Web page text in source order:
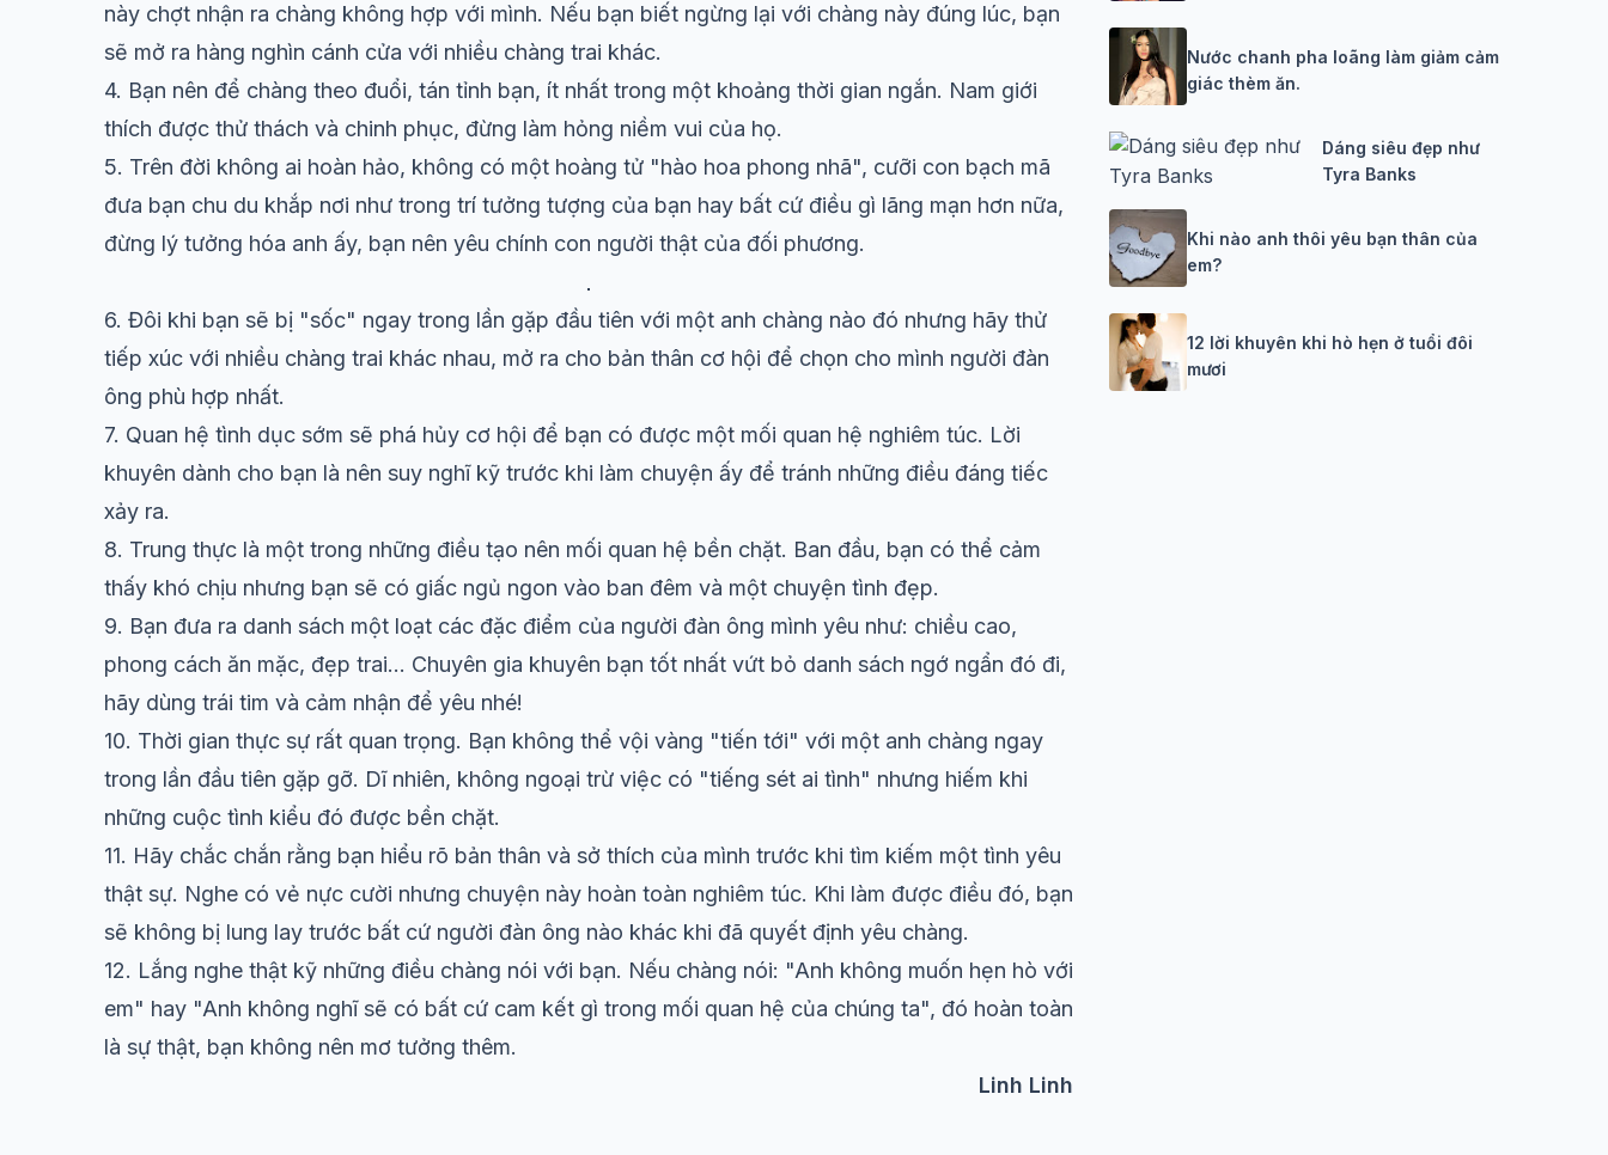
này chợt nhận ra chàng không hợp với mình. Nếu bạn biết ngừng lại với chàng này đúng lúc, bạn
sẽ mở ra hàng nghìn cánh cửa với nhiều chàng trai khác.
4. Bạn nên để chàng theo đuổi, tán tỉnh bạn, ít nhất trong một khoảng thời gian ngắn. Nam giới
thích được thử thách và chinh phục, đừng làm hỏng niềm vui của họ.
5. Trên đời không ai hoàn hảo, không có một hoàng tử "hào hoa phong nhã", cưỡi con bạch mã
đưa bạn chu du khắp nơi như trong trí tưởng tượng của bạn hay bất cứ điều gì lãng mạn hơn nữa,
đừng lý tưởng hóa anh ấy, bạn nên yêu chính con người thật của đối phương.
6. Đôi khi bạn sẽ bị "sốc" ngay trong lần gặp đầu tiên với một anh chàng nào đó nhưng hãy thử
tiếp xúc với nhiều chàng trai khác nhau, mở ra cho bản thân cơ hội để chọn cho mình người đàn
ông phù hợp nhất.
7. Quan hệ tình dục sớm sẽ phá hủy cơ hội để bạn có được một mối quan hệ nghiêm túc. Lời
khuyên dành cho bạn là nên suy nghĩ kỹ trước khi làm chuyện ấy để tránh những điều đáng tiếc
xảy ra.
8. Trung thực là một trong những điều tạo nên mối quan hệ bền chặt. Ban đầu, bạn có thể cảm
thấy khó chịu nhưng bạn sẽ có giấc ngủ ngon vào ban đêm và một chuyện tình đẹp.
9. Bạn đưa ra danh sách một loạt các đặc điểm của người đàn ông mình yêu như: chiều cao,
phong cách ăn mặc, đẹp trai... Chuyên gia khuyên bạn tốt nhất vứt bỏ danh sách ngớ ngẩn đó đi,
hãy dùng trái tim và cảm nhận để yêu nhé!
10. Thời gian thực sự rất quan trọng. Bạn không thể vội vàng "tiến tới" với một anh chàng ngay
trong lần đầu tiên gặp gỡ. Dĩ nhiên, không ngoại trừ việc có "tiếng sét ai tình" nhưng hiếm khi
những cuộc tình kiểu đó được bền chặt.
11. Hãy chắc chắn rằng bạn hiểu rõ bản thân và sở thích của mình trước khi tìm kiếm một tình yêu
thật sự. Nghe có vẻ nực cười nhưng chuyện này hoàn toàn nghiêm túc. Khi làm được điều đó, bạn
sẽ không bị lung lay trước bất cứ người đàn ông nào khác khi đã quyết định yêu chàng.
12. Lắng nghe thật kỹ những điều chàng nói với bạn. Nếu chàng nói: "Anh không muốn hẹn hò với
em" hay "Anh không nghĩ sẽ có bất cứ cam kết gì trong mối quan hệ của chúng ta", đó hoàn toàn
là sự thật, bạn không nên mơ tưởng thêm.
Linh Linh
Nước chanh pha loãng làm giảm cảm
giác thèm ăn.
Dáng siêu đẹp như
Tyra Banks
Khi nào anh thôi yêu bạn thân của
em?
12 lời khuyên khi hò hẹn ở tuổi đôi
mươi